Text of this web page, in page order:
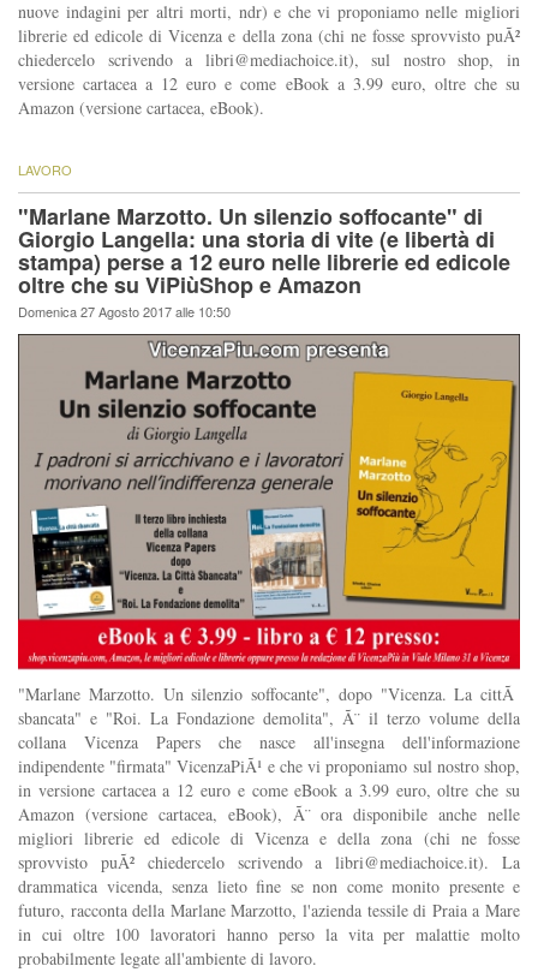
nuove indagini per altri morti, ndr) e che vi proponiamo nelle migliori
librerie ed edicole di Vicenza e della zona (chi ne fosse sprovvisto puÃ²
chiedercelo scrivendo a libri@mediachoice.it), sul nostro shop, in
versione cartacea a 12 euro e come eBook a 3.99 euro, oltre che su
Amazon (versione cartacea, eBook).
LAVORO
"Marlane Marzotto. Un silenzio soffocante" di
Giorgio Langella: una storia di vite (e libertà di
stampa) perse a 12 euro nelle librerie ed edicole
oltre che su ViPiùShop e Amazon
Domenica 27 Agosto 2017 alle 10:50
"Marlane Marzotto. Un silenzio soffocante", dopo "Vicenza. La cittÃ
sbancata" e "Roi. La Fondazione demolita", Ã¨ il terzo volume della
collana Vicenza Papers che nasce all'insegna dell'informazione
indipendente "firmata" VicenzaPiÃ¹ e che vi proponiamo sul nostro shop,
in versione cartacea a 12 euro e come eBook a 3.99 euro, oltre che su
Amazon (versione cartacea, eBook), Ã¨ ora disponibile anche nelle
migliori librerie ed edicole di Vicenza e della zona (chi ne fosse
sprovvisto puÃ² chiedercelo scrivendo alibri@mediachoice.it). La
drammatica vicenda, senza lieto fine se non come monito presente e
futuro, racconta della Marlane Marzotto, l'azienda tessile di Praia a Mare
in cui oltre 100 lavoratori hanno perso la vita per malattie molto
probabilmente legate all'ambiente di lavoro.